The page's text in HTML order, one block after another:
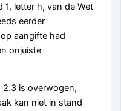
1, letter h, van de Wet
eerder
aangifte had
onjuiste
2.3 is overwogen,
kan niet in stand